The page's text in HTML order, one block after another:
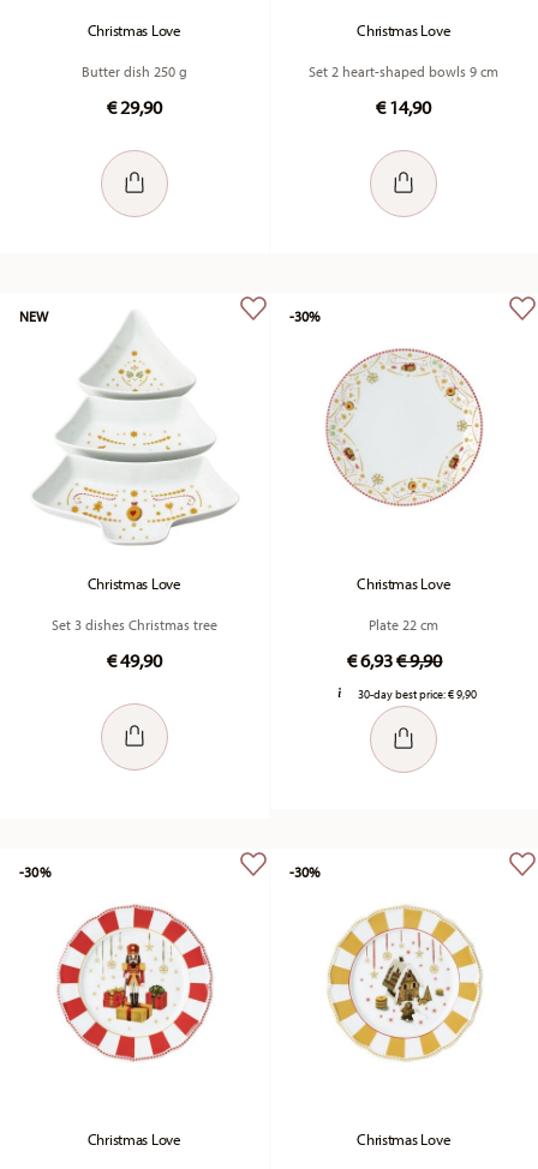
Christmas Love
Butter dish 250 g
€ 29,90
Christmas Love
Set 2 heart-shaped bowls 9 cm
€ 14,90
Christmas Love
Set 3 dishes Christmas tree
€ 49,90
NEW
Christmas Love
Plate 22 cm
€ 6,93Price reduced
€ 9,90to
30-day best price:€ 9,90
-30%
Christmas Love
-30%
Christmas Love
-30%